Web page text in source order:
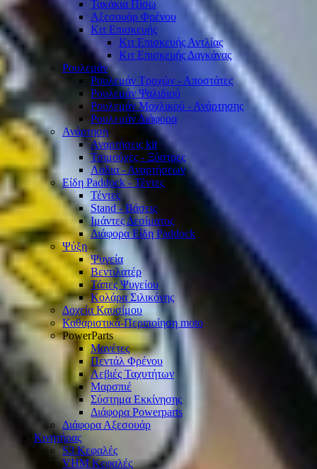
Τακάκια Πίσω
Αξεσουάρ Φρένου
Κιτ Επισκευής
Κιτ Επισκευής Αντλίας
Κιτ Επισκευής Δαγκάνας
Ρουλεμάν
Ρουλεμάν Τροχών - Αποστάτες
Ρουλεμάν Ψαλιδιού
Ρουλεμάν Μοχλικού - Ανάρτησης
Ρουλεμάν Διάφορα
Ανάρτηση
Αναρτήσεις kit
Τσιμούχες - Ξύστρες
Λάδια - Αναρτήσεων
Είδη Paddock - Τέντες
Τέντες
Stand - Βάσεις
Ιμάντες Δεσίματος
Διάφορα Είδη Paddock
Ψύξη
Ψυγεία
Βεντιλατέρ
Τάπες Ψυγείου
Κολάρα Σιλικόνης
Δοχεία Καυσίμου
Καθαριστικά-Περιποίηση moto
PowerParts
Μανέτες
Πεντάλ Φρένου
Λεβιές Ταχυτήτων
Μαρσπιέ
Σύστημα Εκκίνησης
Διάφορα Powerparts
Διάφορα Αξεσουάρ
Κινητήρας
S3 Κεφαλές
VHM Κεφαλές